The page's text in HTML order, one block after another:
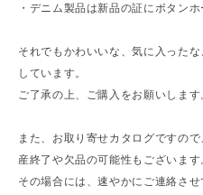
・デニム製品は新品の証にボタン
それでもかわいいな、気に入った
しています。
ご了承の上、ご購入をお願いします
また、お取り寄せカタログですの
産終了や欠品の可能性もございます
その場合には、速やかにご連絡さ